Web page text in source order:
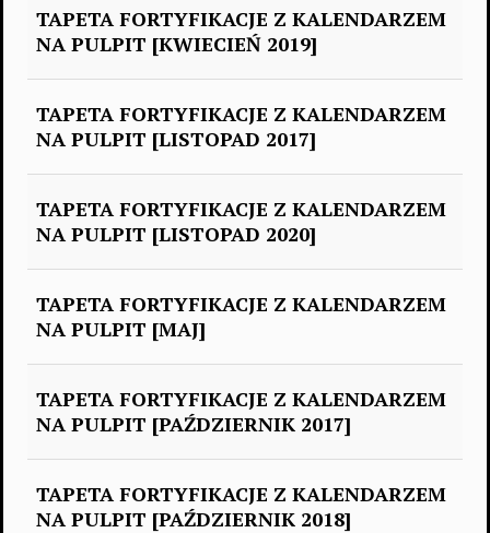
TAPETA FORTYFIKACJE Z KALENDARZEM
NA PULPIT [KWIECIEŃ 2019]
TAPETA FORTYFIKACJE Z KALENDARZEM
NA PULPIT [LISTOPAD 2017]
TAPETA FORTYFIKACJE Z KALENDARZEM
NA PULPIT [LISTOPAD 2020]
TAPETA FORTYFIKACJE Z KALENDARZEM
NA PULPIT [MAJ]
TAPETA FORTYFIKACJE Z KALENDARZEM
NA PULPIT [PAŹDZIERNIK 2017]
TAPETA FORTYFIKACJE Z KALENDARZEM
NA PULPIT [PAŹDZIERNIK 2018]